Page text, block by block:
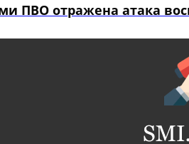
ПВО отражена атака